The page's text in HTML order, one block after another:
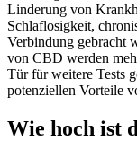
Linderung von
Schlaflosigkeit,
Verbindung gebracht
von CBD werden
Tür für weitere Tests
potenziellen Vorteile
Wie hoch ist